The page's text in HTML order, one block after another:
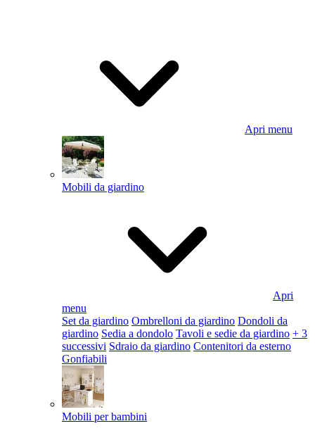
Apri menu
Mobili da giardino
Apri
menu
Set da giardino Ombrelloni da giardino Dondoli da
giardino Sedia a dondolo Tavoli e sedie da giardino + 3
successivi Sdraio da giardino Contenitori da esterno
Gonfiabili
Mobili per bambini